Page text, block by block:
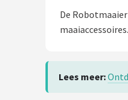
De
Lees meer: